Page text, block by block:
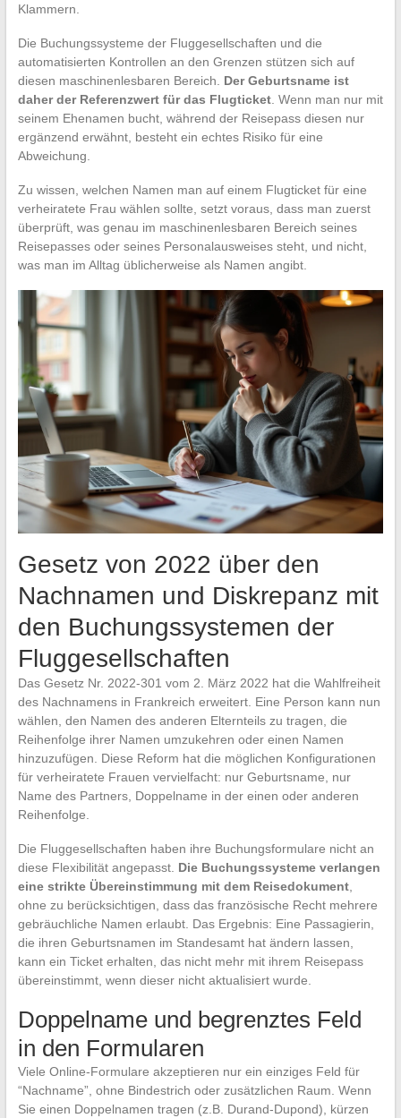
Klammern.
Die Buchungssysteme der Fluggesellschaften und die
automatisierten Kontrollen an den Grenzen stützen sich auf
diesen maschinenlesbaren Bereich. Der Geburtsname ist
daher der Referenzwert für das Flugticket. Wenn man nur mit
seinem Ehenamen bucht, während der Reisepass diesen nur
ergänzend erwähnt, besteht ein echtes Risiko für eine
Abweichung.
Zu wissen, welchen Namen man auf einem Flugticket für eine
verheiratete Frau wählen sollte, setzt voraus, dass man zuerst
überprüft, was genau im maschinenlesbaren Bereich seines
Reisepasses oder seines Personalausweises steht, und nicht,
was man im Alltag üblicherweise als Namen angibt.
Gesetz von 2022 über den
Nachnamen und Diskrepanz mit
den Buchungssystemen der
Fluggesellschaften
Das Gesetz Nr. 2022-301 vom 2. März 2022 hat die Wahlfreiheit
des Nachnamens in Frankreich erweitert. Eine Person kann nun
wählen, den Namen des anderen Elternteils zu tragen, die
Reihenfolge ihrer Namen umzukehren oder einen Namen
hinzuzufügen. Diese Reform hat die möglichen Konfigurationen
für verheiratete Frauen vervielfacht: nur Geburtsname, nur
Name des Partners, Doppelname in der einen oder anderen
Reihenfolge.
Die Fluggesellschaften haben ihre Buchungsformulare nicht an
diese Flexibilität angepasst. Die Buchungssysteme verlangen
eine strikte Übereinstimmung mit dem Reisedokument,
ohne zu berücksichtigen, dass das französische Recht mehrere
gebräuchliche Namen erlaubt. Das Ergebnis: Eine Passagierin,
die ihren Geburtsnamen im Standesamt hat ändern lassen,
kann ein Ticket erhalten, das nicht mehr mit ihrem Reisepass
übereinstimmt, wenn dieser nicht aktualisiert wurde.
Doppelname und begrenztes Feld
in den Formularen
Viele Online-Formulare akzeptieren nur ein einziges Feld für
“Nachname”, ohne Bindestrich oder zusätzlichen Raum. Wenn
Sie einen Doppelnamen tragen (z.B. Durand-Dupond), kürzen